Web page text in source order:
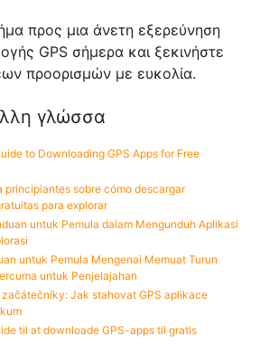
προς μια άνετη εξερεύνηση
GPS σήμερα και ξεκινήστε
προορισμών με ευκολία.
γλώσσα
to Downloading GPS Apps for Free
principiantes sobre cómo descargar
para explorar
untuk Pemula dalam Mengunduh Aplikasi
untuk Pemula Mengenai Memuat Turun
untuk Penjelajahan
začátečníky: Jak stahovat GPS aplikace
til at downloade GPS-apps til gratis